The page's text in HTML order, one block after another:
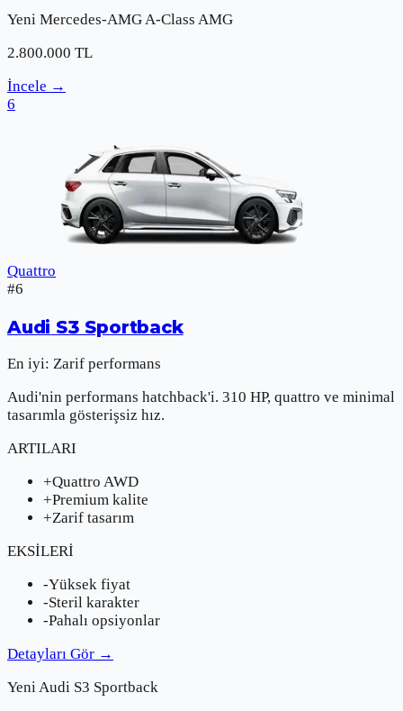
Yeni Mercedes-AMG A-Class AMG
2.800.000 TL
İncele →
6
Quattro
#6
Audi S3 Sportback
En iyi: Zarif performans
Audi'nin performans hatchback'i. 310 HP, quattro ve minimal
tasarımla gösterişsiz hız.
ARTILARI
+Quattro AWD
+Premium kalite
+Zarif tasarım
EKSİLERİ
-Yüksek fiyat
-Steril karakter
-Pahalı opsiyonlar
Detayları Gör →
YeniAudi S3 Sportback